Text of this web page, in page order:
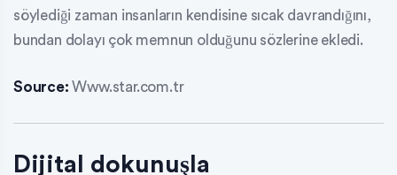
söylediği zaman insanların kendisine sıcak davrandığını,
bundan dolayı çok memnun olduğunu sözlerine ekledi.
Source: Www.star.com.tr
Dijital dokunuşla